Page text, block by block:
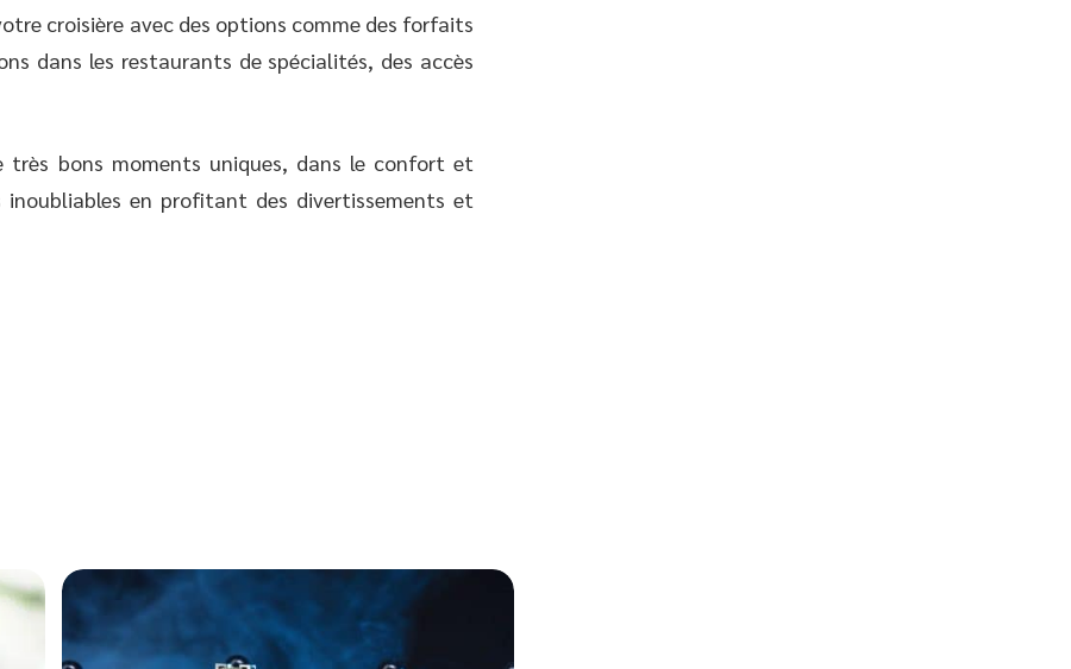
croisière avec des options comme des forfaits
dans les restaurants de spécialités, des accès
très bons moments uniques, dans le confort et
inoubliables en profitant des divertissements et